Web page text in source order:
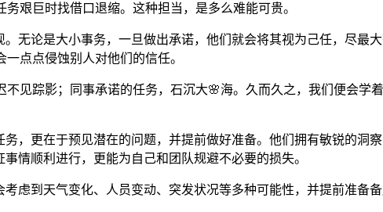
艰巨时找借口退缩。这种担当，是多么难能可贵。
无论是大小事务，一旦做出承诺，他们就会将其视为己任，尽最
点点侵蚀别人对他们的信任。
见踪影；同事承诺的任务，石沉大🌸海。久而久之，我们便会学
，更在于预见潜在的问题，并提前做好准备。他们拥有敏锐的洞
情顺利进行，更能为自己和团队规避不必要的损失。
虑到天气变化、人员变动、突发状况等多种可能性，并提前准备